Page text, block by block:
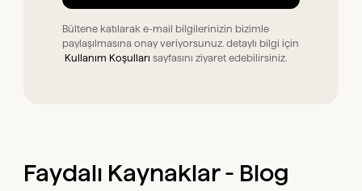
Bültene katılarak e-mail bilgilerinizin bizimle
paylaşılmasına onay veriyorsunuz. detaylı bilgi için
Kullanım Koşulları sayfasını ziyaret edebilirsiniz.
Faydalı Kaynaklar - Blog